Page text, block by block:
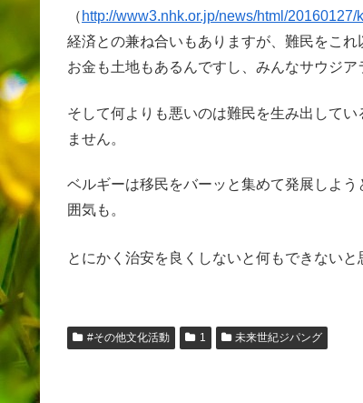
（ http://www3.nhk.or.jp/news/html/20160127/
経済との兼ね合いもありますが、難民をこれ
お金も土地もあるんですし、みんなサウジア
そして何よりも悪いのは難民を生み出して
ません。
ベルギーは移民をバーッと集めて発展しよ
囲気も。
とにかく治安を良くしないと何もできないと
#その他文化活動 1 未来世紀ジパング